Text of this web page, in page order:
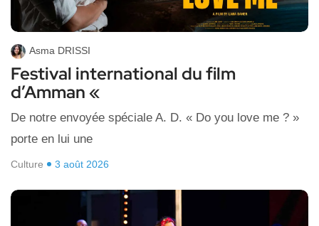
Asma DRISSI
Festival international du film
d’Amman «
De notre envoyée spéciale A. D. « Do you love me ? »
porte en lui une
Culture 3 août 2026